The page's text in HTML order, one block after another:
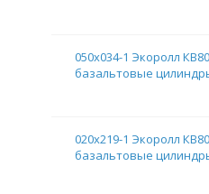
050х034-1 Экоролл
базальтовые
020х219-1 Экоролл
базальтовые